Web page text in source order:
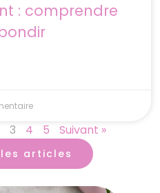
: comprendre
3 4 5 Suivant »
articles